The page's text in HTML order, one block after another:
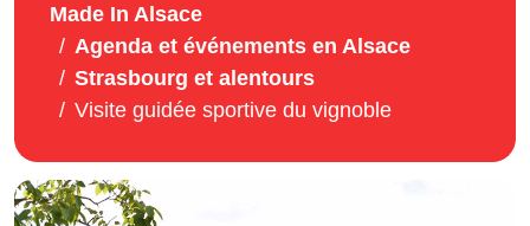
Made In Alsace
Agenda et événements en Alsace
Strasbourg et alentours
Visite guidée sportive du vignoble